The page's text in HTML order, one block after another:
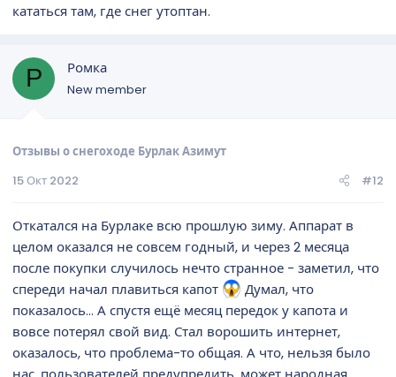
кататься там, где снег утоптан.
Р Ромка
New member
Отзывы о снегоходе Бурлак Азимут
15 Окт 2022
#12
Откатался на Бурлаке всю прошлую зиму. Аппарат в
целом оказался не совсем годный, и через 2 месяца
после покупки случилось нечто странное - заметил, что
спереди начал плавиться капот
Думал, что
показалось... А спустя ещё месяц передок у капота и
вовсе потерял свой вид. Стал ворошить интернет,
оказалось, что проблема-то общая. А что, нельзя было